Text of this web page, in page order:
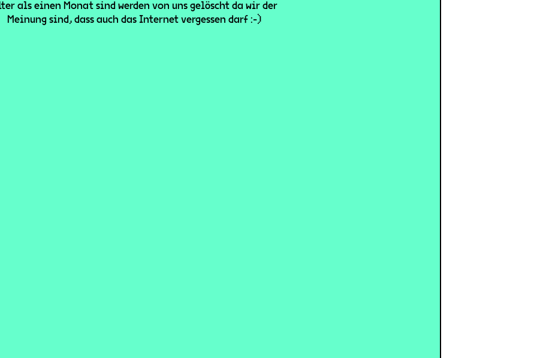
als einen Monat sind werden von uns gelöscht da wir der
Meinung sind, dass auch das Internet vergessen darf :-)